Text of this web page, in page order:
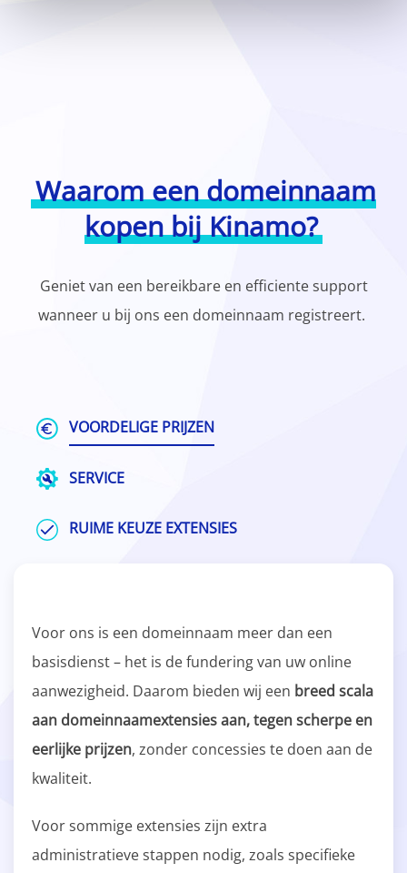
Waarom een domeinnaam
kopen bij Kinamo?
Geniet van een bereikbare en efficiente support
wanneer u bij ons een domeinnaam registreert.
VOORDELIGE PRIJZEN
SERVICE
RUIME KEUZE EXTENSIES
Voor ons is een domeinnaam meer dan een
basisdienst – het is de fundering van uw online
aanwezigheid. Daarom bieden wij een breed scala
aan domeinnaamextensies aan, tegen scherpe en
eerlijke prijzen, zonder concessies te doen aan de
kwaliteit.
Voor sommige extensies zijn extra
administratieve stappen nodig, zoals specifieke